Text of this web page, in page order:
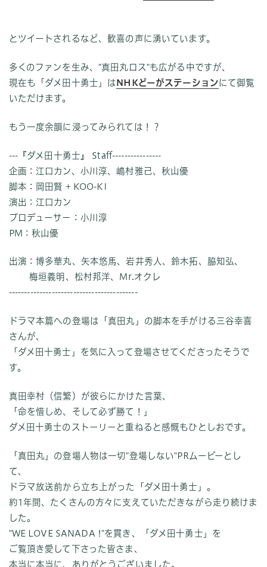
とツイートされるなど、歓喜の声に湧いています。
多くのファンを生み、"真田丸ロス"も広がる中ですが、
現在も「ダメ田十勇士」は NHKどーがステーションにて御覧
いただけます。
もう一度余韻に浸ってみられては！？
---『ダメ田十勇士』 Staff----------------
企画：江口カン、小川淳、嶋村雅己、秋山優
脚本：岡田賢 + KOO-KI
演出：江口カン
プロデューサー：小川淳
PM：秋山優
出演：博多華丸、矢本悠馬、岩井秀人、鈴木拓、脇知弘、
梅垣義明、松村邦洋、Mr.オクレ
------------------------------------------
ドラマ本篇への登場は「真田丸」の脚本を手がける三谷幸喜
さんが、
「ダメ田十勇士」を気に入って登場させてくださったそうで
す。
真田幸村（信繁）が彼らにかけた言葉、
「命を惜しめ、そして必ず勝て！」
ダメ田十勇士のストーリーと重ねると感慨もひとしおです。
「真田丸」の登場人物は一切"登場しない"PRムービーとし
て、
ドラマ放送前から立ち上がった「ダメ田十勇士」。
約1年間、たくさんの方々に支えていただきながら走り続けま
した。
"WE LOVE SANADA !"を貫き、「ダメ田十勇士」を
ご覧頂き愛して下さった皆さま、
本当に本当に、ありがとうございました。